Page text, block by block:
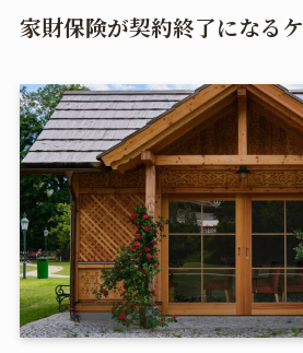
家財保険が契約終了になる